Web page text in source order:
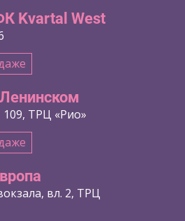
Kvartal West
ТРЦ «Рио»
вл. 2, ТРЦ